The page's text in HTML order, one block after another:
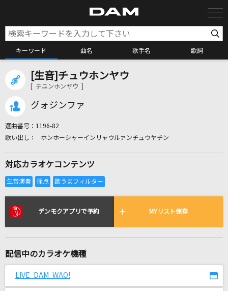
キーワード 曲名 歌手名 歌詞
カラオケ検索
全国りれき
リアルタイムで歌われている曲の一覧
朝を呑む
[生音]チュウホンヤウ
[ チユンホンヤウ ]
グォジンファ
選曲番号： 1196-82
ホンホーシャーインリャウルァンチュウヤチン
対応カラオケコンテンツ
デンモクアプリで予約 MYリスト保存
配信中のカラオケ機種
LIVE DAM WAO!